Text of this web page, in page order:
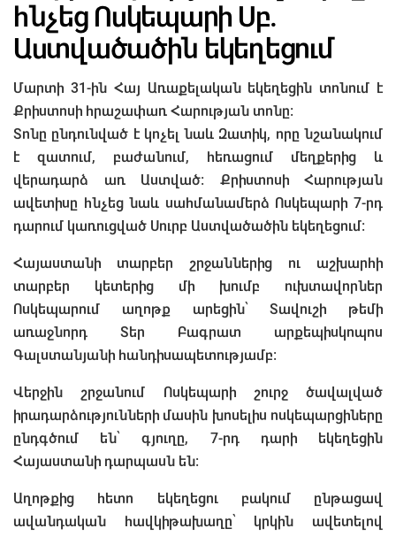
հնչեց Ոսկեպարի Սբ.
Աստվածածին եկեղեցում
Մարտի 31-ին Հայ Առաքելական եկեղեցին տոնում է
Քրիստոսի հրաշափառ Հարության տոնը:
Տոնը ընդունված է կոչել նաև Զատիկ, որը նշանակում
է զատում, բաժանում, հեռացում մեղքերից և
վերադարձ առ Աստված։ Քրիստոսի Հարության
ավետիսը հնչեց նաև սահմանամերձ Ոսկեպարի 7-րդ
դարում կառուցված Սուրբ Աստվածածին եկեղեցում։
Հայաստանի տարբեր շրջաններից ու աշխարհի
տարբեր կետերից մի խումբ ուխտավորներ
Ոսկեպարում աղոթք արեցին՝ Տավուշի թեմի
առաջնորդ Տեր Բագրատ արքեպիսկոպոս
Գալստանյանի հանդիսապետությամբ։
Վերջին շրջանում Ոսկեպարի շուրջ ծավալված
իրադարձությունների մասին խոսելիս ոսկեպարցիները
ընդգծում են՝ գյուղը, 7-րդ դարի եկեղեցին
Հայաստանի դարպասն են։
Աղոթքից հետո եկեղեցու բակում ընթացավ
ավանդական հավկիթախաղը՝ կրկին ավետելով